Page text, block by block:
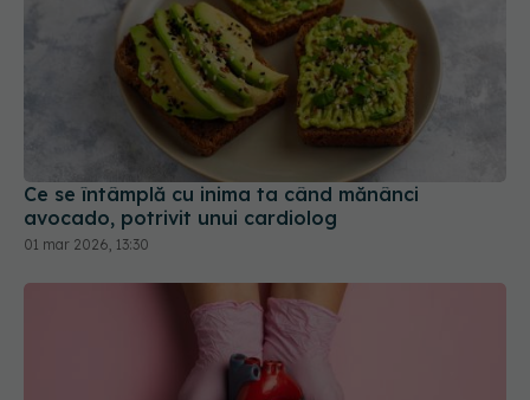
Ce se întâmplă cu inima ta când mănânci
avocado, potrivit unui cardiolog
01 mar 2026, 13:30